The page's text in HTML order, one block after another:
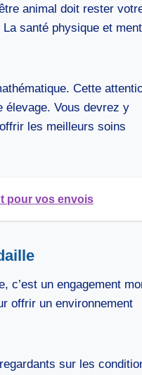
animal doit rester
La santé physique et
Cette
élevage. Vous devrez y
les meilleurs soins
pour vos envois
c’est un engagement
offrir un environnement
sur les